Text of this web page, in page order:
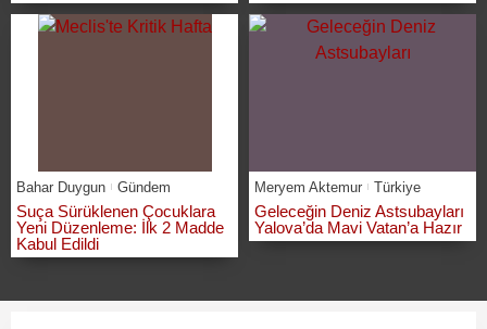
Bahar Duygun Gündem
Suça Sürüklenen Çocuklara
Yeni Düzenleme: İlk 2 Madde
Kabul Edildi
Meryem Aktemur Türkiye
Geleceğin Deniz Astsubayları
Yalova’da Mavi Vatan’a Hazır